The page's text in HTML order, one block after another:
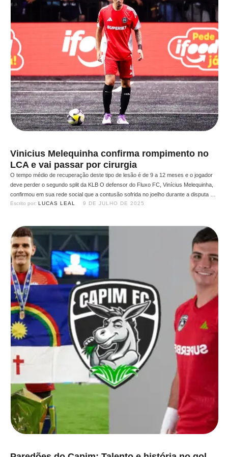
Vinicius Melequinha confirma rompimento no
LCA e vai passar por cirurgia
O tempo médio de recuperação deste tipo de lesão é de 9 a 12 meses e o jogador
deve perder o segundo split da KLB O defensor do Fluxo FC, Vinícius Melequinha,
confirmou em sua rede social que a contusão sofrida no joelho durante a disputa da
Kings World Cup Clubs foi diagnosticada como uma …
Escrito por: LUCAS LEAL 9 DE JULHO DE 2025